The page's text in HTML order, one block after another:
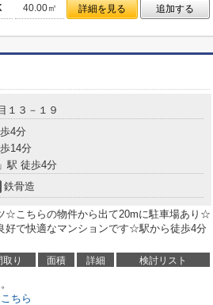
40.00㎡ 詳細を見る 追加する
１３－１９
4分
14分
」駅 徒歩4分
鉄骨造
☆こちらの物件から出て20mに駐車場あり☆
好で快適なマンションです☆駅から徒歩4分
取り 面積 詳細 検討リスト
ちら